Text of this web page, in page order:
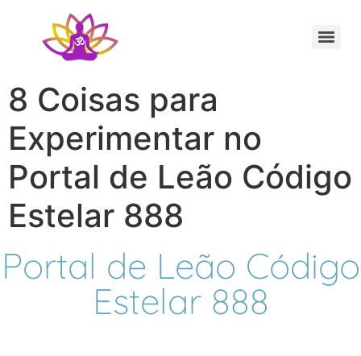
8 Coisas para
Experimentar no
Portal de Leão Código
Estelar 888
Portal de Leão Código
Estelar 888